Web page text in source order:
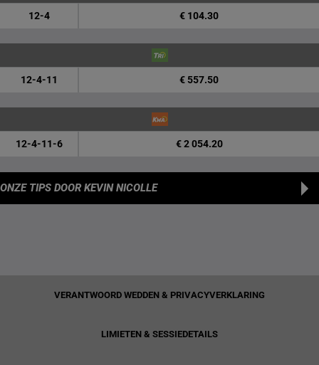
12-4 € 104.30
12-4-11 € 557.50
12-4-11-6 € 2 054.20
ONZE TIPS DOOR KEVIN NICOLLE
VERANTWOORD WEDDEN & PRIVACYVERKLARING
LIMIETEN & SESSIEDETAILS